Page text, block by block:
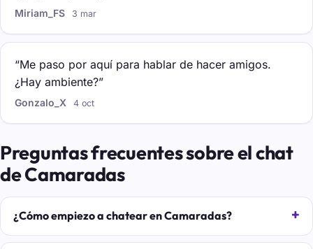
Miriam_FS 3 mar
“Me paso por aquí para hablar de hacer amigos.
¿Hay ambiente?”
Gonzalo_X 4 oct
Preguntas frecuentes sobre el chat
de Camaradas
¿Cómo empiezo a chatear en Camaradas?